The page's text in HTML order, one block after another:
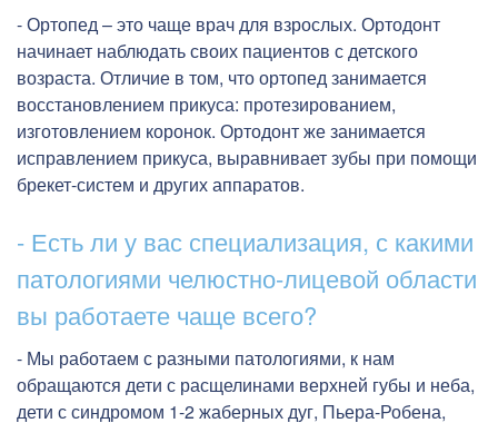
- Ортопед – это чаще врач для взрослых. Ортодонт
начинает наблюдать своих пациентов с детского
возраста. Отличие в том, что ортопед занимается
восстановлением прикуса: протезированием,
изготовлением коронок. Ортодонт же занимается
исправлением прикуса, выравнивает зубы при помощи
брекет-систем и других аппаратов.
- Есть ли у вас специализация, с какими
патологиями челюстно-лицевой области
вы работаете чаще всего?
- Мы работаем с разными патологиями, к нам
обращаются дети с расщелинами верхней губы и неба,
дети с синдромом 1-2 жаберных дуг, Пьера-Робена,